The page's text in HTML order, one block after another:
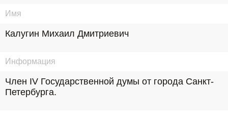
Имя
Калугин Михаил Дмитриевич
Информация
Член IV Государственной думы от города Санкт-
Петербурга.